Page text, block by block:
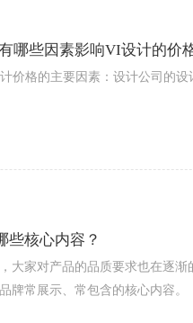
哪些因素影响VI设计的价
价格的主要因素：设计公司的
些核心内容？
大家对产品的品质要求也在逐
牌常展示、常包含的核心内容。